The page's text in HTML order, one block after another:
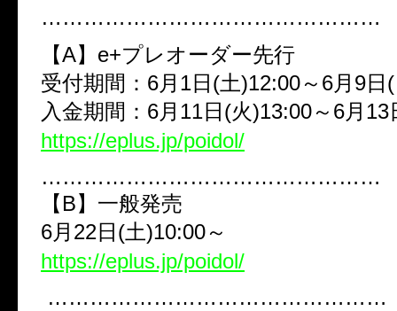
…………………………………………
【A】 e+プレオーダー先行
受付期間： 6月 1日 (土)12:00～ 6月 9日 (
入金期間： 6月 11日 (火)13:00～ 6月 13
https://eplus.jp/poidol/
…………………………………………
【 B】一般発売
6月 22日 (土)10:00～
https://eplus.jp/poidol/
…………………………………………